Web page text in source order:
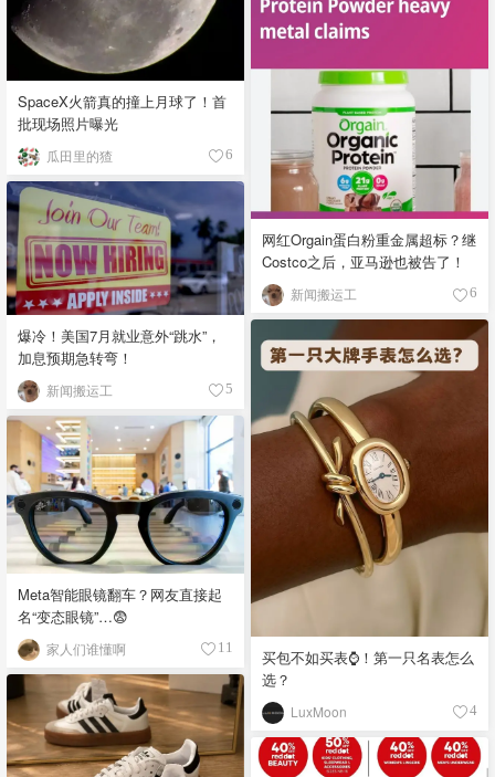
SpaceX火箭真的撞上月球了！首
批现场照片曝光
瓜田里的猹 6
网红Orgain蛋白粉重金属超标？继
Costco之后，亚马逊也被告了！
新闻搬运工 6
爆冷！美国7月就业意外“跳水”，
加息预期急转弯！
新闻搬运工 5
买包不如买表⌚️！第一只名表怎么
选？
LuxMoon 4
Meta智能眼镜翻车？网友直接起
名“变态眼镜”…😨
家人们谁懂啊 11